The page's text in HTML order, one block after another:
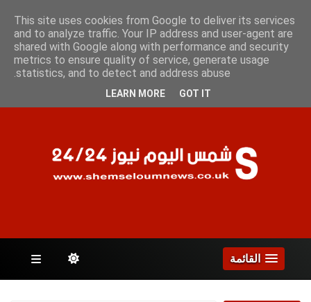
السبت 8 أغسطس 2026
الصفحات
القائمة
This site uses cookies from Google to deliver its services
and to analyze traffic. Your IP address and user-agent are
shared with Google along with performance and security
metrics to ensure quality of service, generate usage
statistics, and to detect and address abuse.
LEARN MORE GOT IT